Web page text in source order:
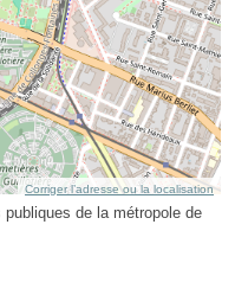
Corriger l’adresse ou la localisation
de la métropole de